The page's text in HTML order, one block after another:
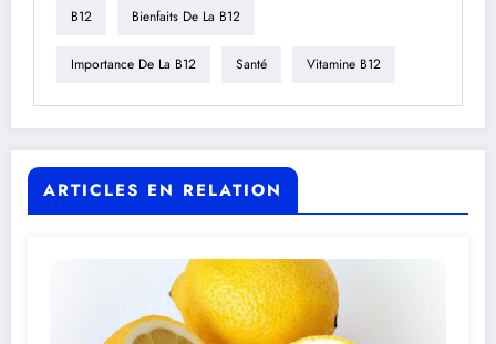
B12 Bienfaits De La B12
Importance De La B12 Santé Vitamine B12
ARTICLES EN RELATION